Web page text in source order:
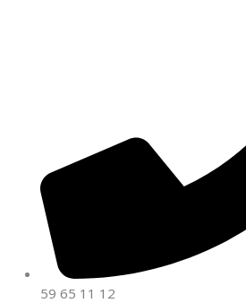
59 65 11 12